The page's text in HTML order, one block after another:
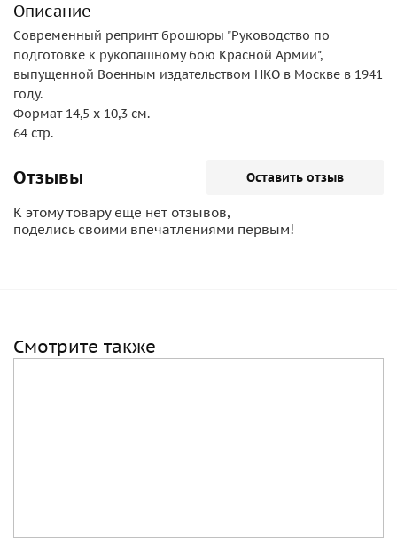
Описание
Современный репринт брошюры "Руководство по
подготовке к рукопашному бою Красной Армии",
выпущенной Военным издательством НКО в Москве в 1941
году.
Формат 14,5 х 10,3 см.
64 стр.
Отзывы Оставить отзыв
К этому товару еще нет отзывов,
поделись своими впечатлениями первым!
Смотрите также